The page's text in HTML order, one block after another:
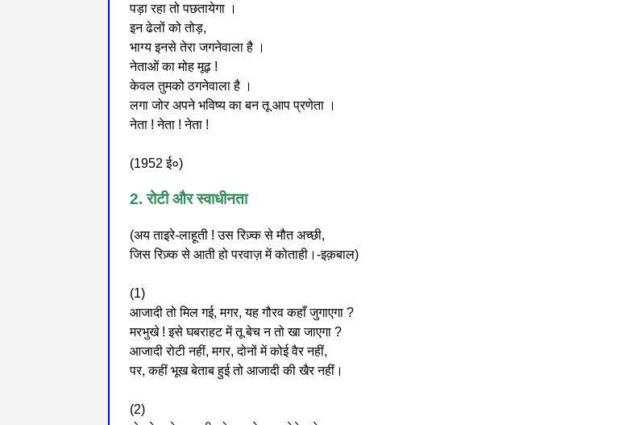
पड़ा रहा तो पछतायेगा ।
इन ढेलों को तोड़,
भाग्य इनसे तेरा जगनेवाला है ।
नेताओं का मोह मूढ़ !
केवल तुमको ठगनेवाला है ।
लगा जोर अपने भविष्य का बन तू आप प्रणेता ।
नेता ! नेता ! नेता !
(1952 ई०)
2. रोटी और स्वाधीनता
(अय ताइरे-लाहूती ! उस रिज़्क से मौत अच्छी,
जिस रिज़्क से आती हो परवाज़ में कोताही।-इक़बाल)
(1)
आजादी तो मिल गई, मगर, यह गौरव कहाँ जुगाएगा ?
मरभुखे ! इसे घबराहट में तू बेच न तो खा जाएगा ?
आजादी रोटी नहीं, मगर, दोनों में कोई वैर नहीं,
पर, कहीं भूख बेताब हुई तो आजादी की खैर नहीं।
(2)